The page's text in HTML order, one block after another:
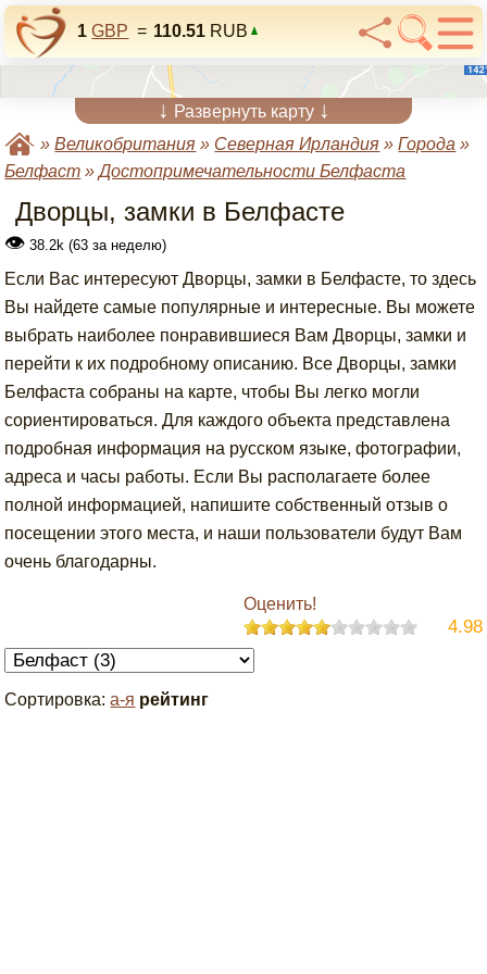
1 GBP = 110.51 RUB
↓ Развернуть карту ↓
»Великобритания » Северная Ирландия »Города »
Белфаст »Достопримечательности Белфаста
Дворцы, замки в Белфасте
👁 38.2k (63 за неделю)
Если Вас интересуют Дворцы, замки в Белфасте, то здесь
Вы найдете самые популярные и интересные. Вы можете
выбрать наиболее понравившиеся Вам Дворцы, замки и
перейти к их подробному описанию. Все Дворцы, замки
Белфаста собраны на карте, чтобы Вы легко могли
сориентироваться. Для каждого объекта представлена
подробная информация на русском языке, фотографии,
адреса и часы работы. Если Вы располагаете более
полной информацией, напишите собственный отзыв о
посещении этого места, и наши пользователи будут Вам
очень благодарны.
Оценить!
4.98
Сортировка:а-я рейтинг